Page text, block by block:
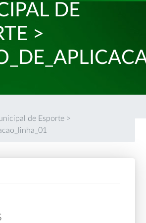
DE
>
de Esporte >